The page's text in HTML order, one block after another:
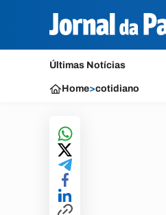
Últimas Notícias
Home>cotidiano